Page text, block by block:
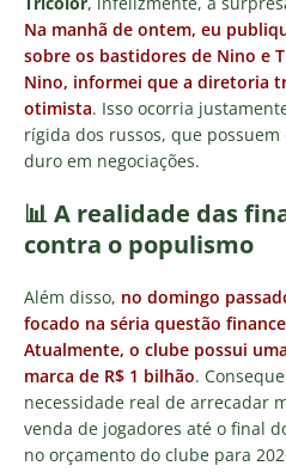
Na manhã de ontem, eu
sobre os bastidores de Nino e
Nino, informei que a diretoria
otimista. Isso ocorria
rígida dos russos, que
duro em negociações.
📊 A realidade das
contra o populismo
Além disso, no domingo
focado na séria questão
Atualmente, o clube possui
marca de R$ 1 bilhão.
necessidade real de arrecadar
venda de jogadores até o final
no orçamento do clube para